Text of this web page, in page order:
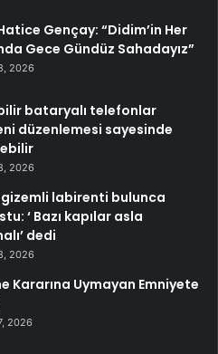
Gençay: “Didim’in Her
Gece Gündüz Sahadayız”
2026
bataryalı telefonlar
düzenlemesi sayesinde
2026
gizemli labirenti bulunca
‘ Bazı kapılar asla
dedi
2026
Kararına Uymayan Emniyete
2026